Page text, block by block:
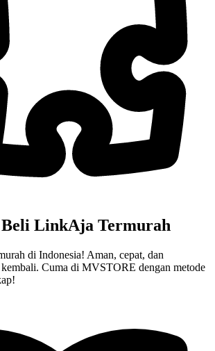
LinkAja Termurah
di Indonesia! Aman, cepat, dan
Cuma di MVSTORE dengan metode